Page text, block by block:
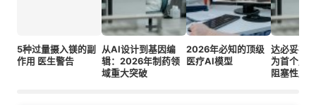
5种过量摄入镁的副
作用 医生警告
从AI设计到基因编
辑：2026年制药领
域重大突破
2026年必知的顶级
医疗AI模型
达必妥在
为首个用
阻塞性肺